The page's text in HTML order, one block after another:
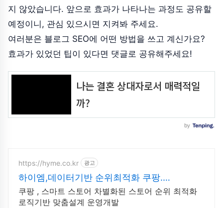
지 않았습니다. 앞으로 효과가 나타나는 과정도 공유할
예정이니, 관심 있으시면 지켜봐 주세요.
여러분은 블로그 SEO에 어떤 방법을 쓰고 계신가요?
효과가 있었던 팁이 있다면 댓글로 공유해주세요!
https://hyme.co.kr 광고
하이엠,데이터기반 순위최적화 쿠팡.
스마트스토어 마케팅
쿠팡 , 스마트 스토어 차별화된 스토어 순위 최적화
로직기반 맞춤설계 운영개발